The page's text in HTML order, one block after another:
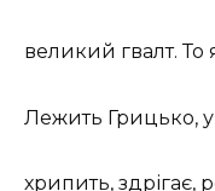
великий гвалт. То
Лежить Грицько,
хрипить, здрігає,